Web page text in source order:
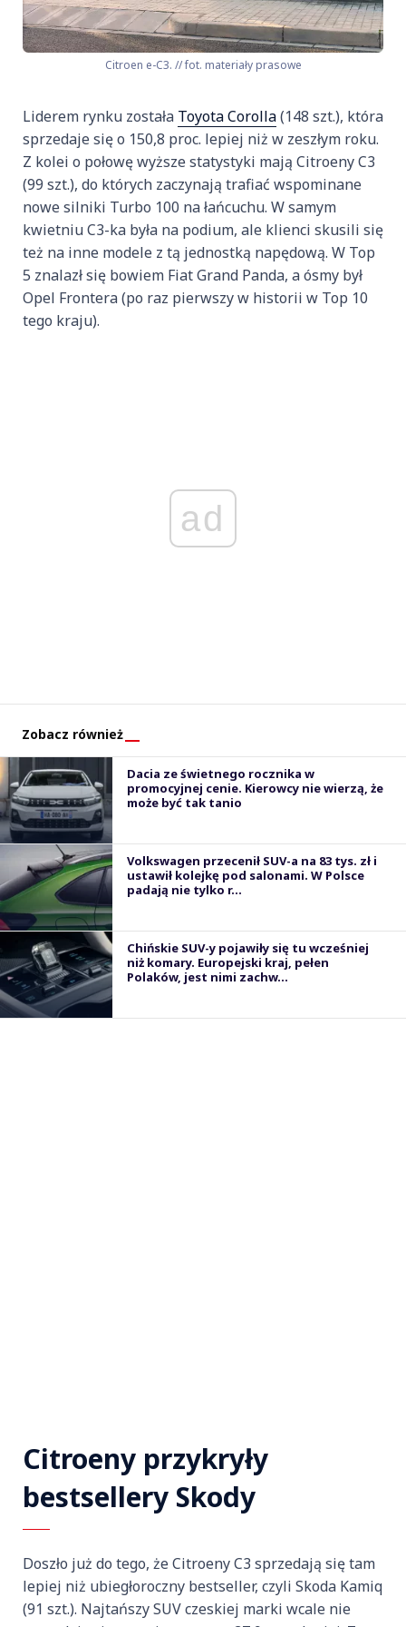
Citroen e-C3. // fot. materiały prasowe
Liderem rynku została Toyota Corolla(148 szt.), która
sprzedaje się o 150,8 proc. lepiej niż w zeszłym roku.
Z kolei o połowę wyższe statystyki mają Citroeny C3
(99 szt.), do których zaczynają trafiać wspominane
nowe silniki Turbo 100 na łańcuchu. W samym
kwietniu C3-ka była na podium, ale klienci skusili się
też na inne modele z tą jednostką napędową. W Top
5 znalazł się bowiem Fiat Grand Panda, a ósmy był
Opel Frontera (po raz pierwszy w historii w Top 10
tego kraju).
ad
Zobacz również
Dacia ze świetnego rocznika w
promocyjnej cenie. Kierowcy nie wierzą, że
może być tak tanio
Volkswagen przecenił SUV-a na 83 tys. zł i
ustawił kolejkę pod salonami. W Polsce
padają nie tylko r...
Chińskie SUV-y pojawiły się tu wcześniej
niż komary. Europejski kraj, pełen
Polaków, jest nimi zachw...
Citroeny przykryły
bestsellery Skody
Doszło już do tego, że Citroeny C3 sprzedają się tam
lepiej niż ubiegłoroczny bestseller, czyli Skoda Kamiq
(91 szt.). Najtańszy SUV czeskiej marki wcale nie